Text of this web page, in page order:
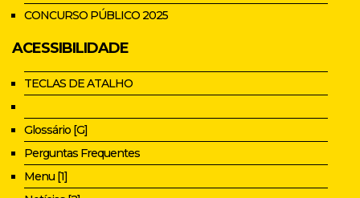
CONCURSO PÚBLICO 2025
ACESSIBILIDADE
TECLAS DE ATALHO
Glossário [G]
Perguntas Frequentes
Menu [1]